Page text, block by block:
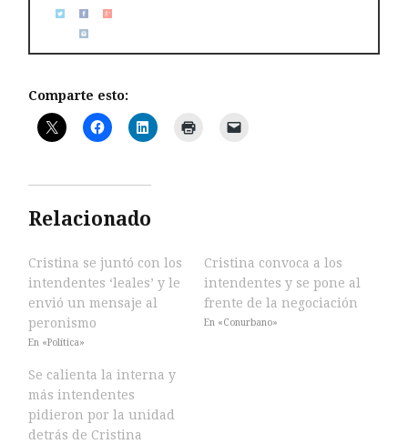
Comparte esto:
Relacionado
Cristina se juntó con los
intendentes ‘leales’ y le
envió un mensaje al
peronismo
En «Política»
Cristina convoca a los
intendentes y se pone al
frente de la negociación
En «Conurbano»
Se calienta la interna y
más intendentes
pidieron por la unidad
detrás de Cristina